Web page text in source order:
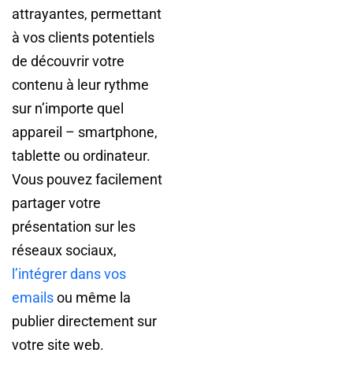
attrayantes, permettant
à vos clients potentiels
de découvrir votre
contenu à leur rythme
sur n’importe quel
appareil – smartphone,
tablette ou ordinateur.
Vous pouvez facilement
partager votre
présentation sur les
réseaux sociaux,
l’intégrer dans vos
emailsou même la
publier directement sur
votre site web.